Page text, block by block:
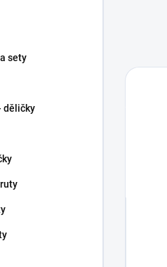
sety
děličky